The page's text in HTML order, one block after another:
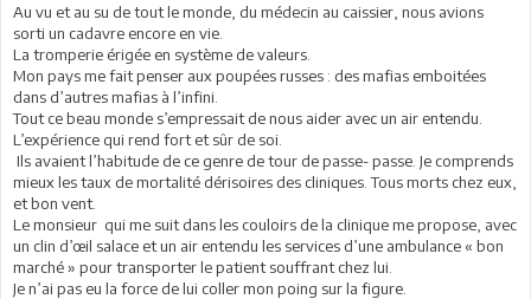
Au vu et au su de tout le monde, du médecin au caissier, nous avions
sorti un cadavre encore en vie.
La tromperie érigée en système de valeurs.
Mon pays me fait penser aux poupées russes : des mafias emboitées
dans d’autres mafias à l’infini.
Tout ce beau monde s’empressait de nous aider avec un air entendu.
L’expérience qui rend fort et sûr de soi.
Ils avaient l’habitude de ce genre de tour de passe- passe. Je comprends
mieux les taux de mortalité dérisoires des cliniques. Tous morts chez eux,
et bon vent.
Le monsieur qui me suit dans les couloirs de la clinique me propose, avec
un clin d’œil salace et un air entendu les services d’une ambulance « bon
marché » pour transporter le patient souffrant chez lui.
Je n’ai pas eu la force de lui coller mon poing sur la figure.